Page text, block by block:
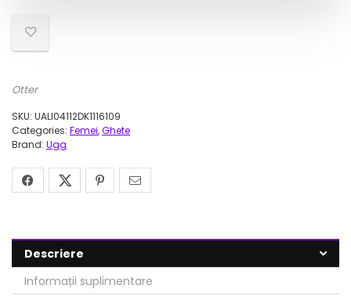
Otter
SKU: UALI04112DK1116109
Categories: Femei,Ghete
Brand: Ugg
Descriere
Informații suplimentare